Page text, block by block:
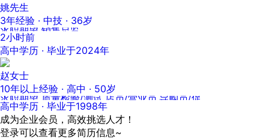
姚先生
3年经验 · 中技 · 36岁
求职期望 销售总监
2小时前
高中学历 · 毕业于2024年
赵女士
10年以上经验 · 高中 · 50岁
高中学历 · 毕业于1998年
成为企业会员，高效挑选人才！
登录可以查看更多简历信息~